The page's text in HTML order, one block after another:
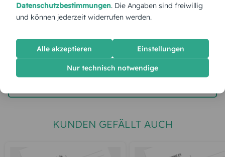
jetzt gestalten
KUNDEN GEFÄLLT AUCH
Datenschutzbestimmungen. Die Angaben sind freiwillig
und können jederzeit widerrufen werden.
Alle akzeptieren Einstellungen
Nur technisch notwendige